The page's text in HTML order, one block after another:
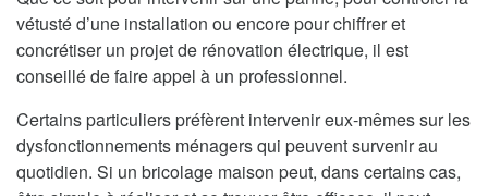
vétusté d’une installation ou encore pour chiffrer et
concrétiser un projet de rénovation électrique, il est
conseillé de faire appel à un professionnel.
Certains particuliers préfèrent intervenir eux-mêmes sur les
dysfonctionnements ménagers qui peuvent survenir au
quotidien. Si un bricolage maison peut, dans certains cas,